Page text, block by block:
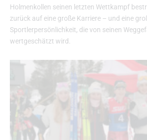
Holmenkollen seinen letzten Wettkampf
zurück auf eine große Karriere – und eine
Sportlerpersönlichkeit, die von seinen
wertgeschätzt wird.